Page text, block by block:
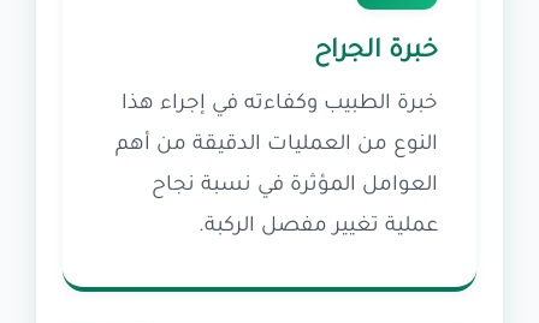
خبرة الجراح
خبرة الطبيب وكفاءته في إجراء هذا
النوع من العمليات الدقيقة من أهم
العوامل المؤثرة في نسبة نجاح
عملية تغيير مفصل الركبة.